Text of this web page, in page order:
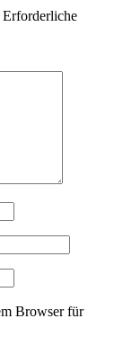
Erforderliche
Browser für